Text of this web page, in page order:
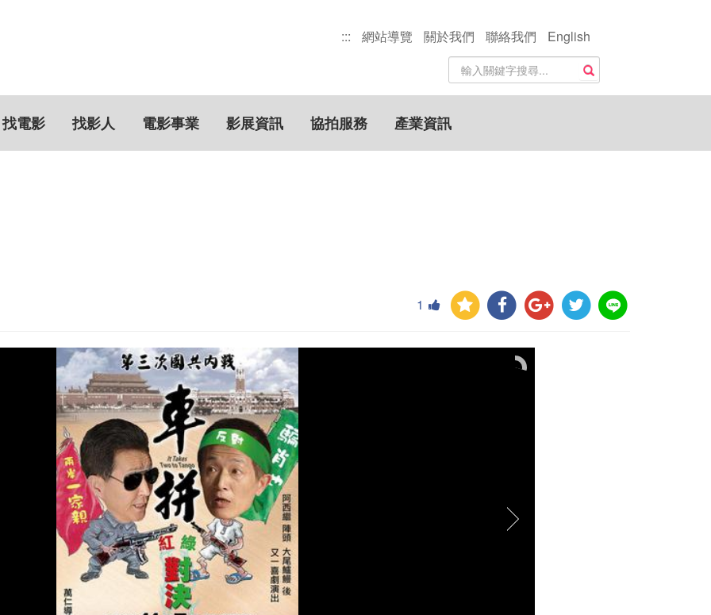
::: 網站導覽 關於我們 聯絡我們
English
站
內
搜
尋
關
鍵
搜尋
找電影 找影人 電影事業 影展資訊 協拍服務 產業資訊
1